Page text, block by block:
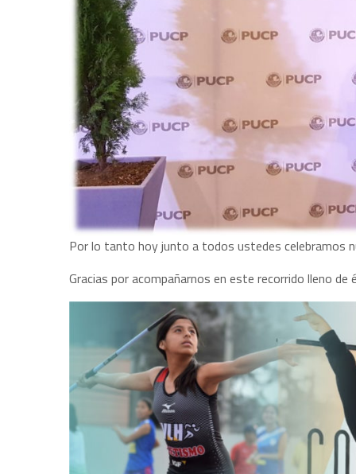
Por lo tanto hoy junto a todos ustedes celebramos
Gracias por acompañarnos en este recorrido lleno